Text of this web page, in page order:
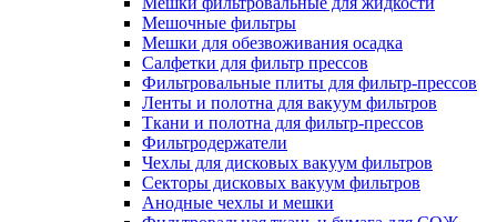
Мешочные фильтры
Мешки для обезвоживания осадка
Салфетки для фильтр прессов
Фильтровальные плиты для фильтр-прессов
Ленты и полотна для вакуум фильтров
Ткани и полотна для фильтр-прессов
Фильтродержатели
Чехлы для дисковых вакуум фильтров
Секторы дисковых вакуум фильтров
Анодные чехлы и мешки